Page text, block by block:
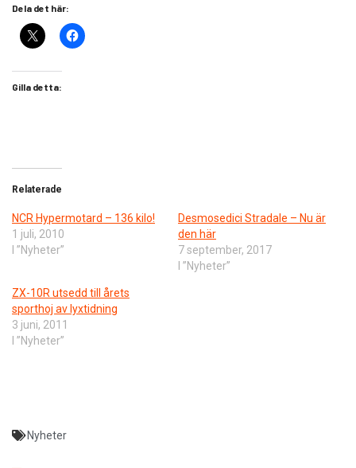
Dela det här:
Gilla detta:
Relaterade
NCR Hypermotard – 136 kilo!
1 juli, 2010
I ”Nyheter”
Desmosedici Stradale – Nu är
den här
7 september, 2017
I ”Nyheter”
ZX-10R utsedd till årets
sporthoj av lyxtidning
3 juni, 2011
I ”Nyheter”
Nyheter